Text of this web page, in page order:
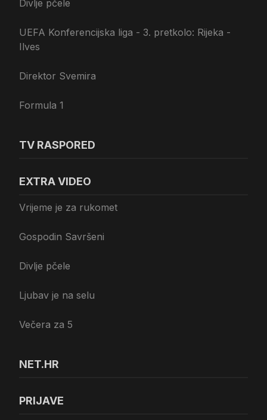
Divlje pčele
UEFA Konferencijska liga - 3. pretkolo: Rijeka -
Ilves
Direktor Svemira
Formula 1
TV RASPORED
EXTRA VIDEO
Vrijeme je za rukomet
Gospodin Savršeni
Divlje pčele
Ljubav je na selu
Večera za 5
NET.HR
PRIJAVE